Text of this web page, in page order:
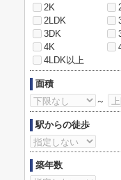
2K
2LDK
3DK
4K
4LDK以上
面積
～
駅からの徒歩
築年数